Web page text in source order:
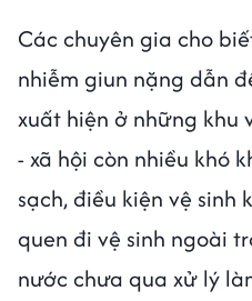
Các chuyên gia cho
nhiễm giun nặng dẫn
xuất hiện ở những khu
- xã hội còn nhiều khó
sạch, điều kiện vệ sinh
quen đi vệ sinh ngoài
nước chưa qua xử lý